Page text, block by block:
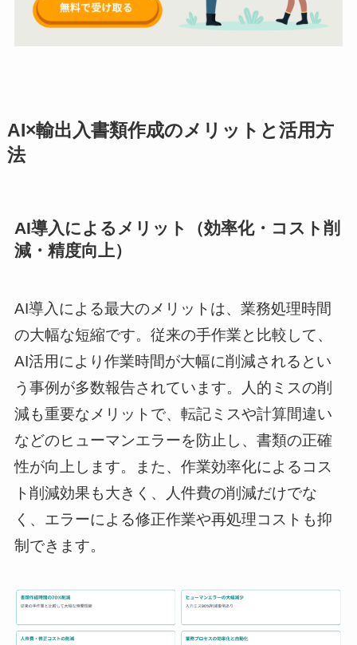
AI×輸出入書類作成のメリットと活用方
法
AI導入によるメリット（効率化・コスト削
減・精度向上）
AI導入による最大のメリットは、業務処理時間
の大幅な短縮です。従来の手作業と比較して、
AI活用により作業時間が大幅に削減されるとい
う事例が多数報告されています。人的ミスの削
減も重要なメリットで、転記ミスや計算間違い
などのヒューマンエラーを防止し、書類の正確
性が向上します。また、作業効率化によるコス
ト削減効果も大きく、人件費の削減だけでな
く、エラーによる修正作業や再処理コストも抑
制できます。